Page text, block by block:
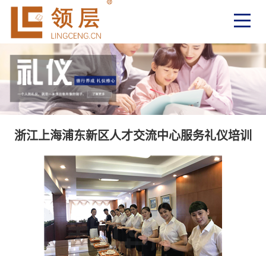
浙江上海浦东新区人才交流中心服务礼仪培训